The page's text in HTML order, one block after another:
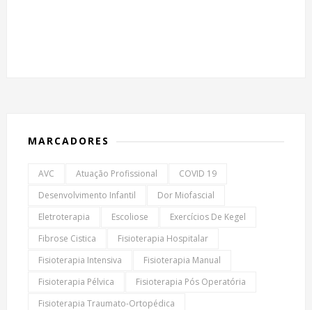
MARCADORES
AVC Atuação Profissional
COVID 19
Desenvolvimento Infantil
Dor Miofascial
Eletroterapia
Escoliose
Exercícios De Kegel
Fibrose Cistica
Fisioterapia Hospitalar
Fisioterapia Intensiva
Fisioterapia Manual
Fisioterapia Pélvica
Fisioterapia Pós Operatória
Fisioterapia Traumato-Ortopédica